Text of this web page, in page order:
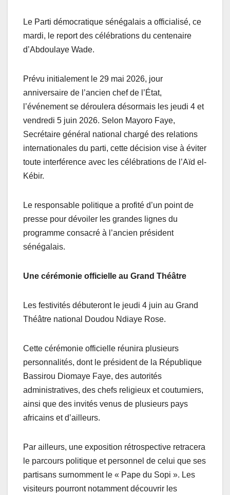
Le Parti démocratique sénégalais a officialisé, ce
mardi, le report des célébrations du centenaire
d’Abdoulaye Wade.
Prévu initialement le 29 mai 2026, jour
anniversaire de l’ancien chef de l’État,
l’événement se déroulera désormais les jeudi 4 et
vendredi 5 juin 2026. Selon Mayoro Faye,
Secrétaire général national chargé des relations
internationales du parti, cette décision vise à éviter
toute interférence avec les célébrations de l’Aïd el-
Kébir.
Le responsable politique a profité d’un point de
presse pour dévoiler les grandes lignes du
programme consacré à l’ancien président
sénégalais.
Une cérémonie officielle au Grand Théâtre
Les festivités débuteront le jeudi 4 juin au Grand
Théâtre national Doudou Ndiaye Rose.
Cette cérémonie officielle réunira plusieurs
personnalités, dont le président de la République
Bassirou Diomaye Faye, des autorités
administratives, des chefs religieux et coutumiers,
ainsi que des invités venus de plusieurs pays
africains et d’ailleurs.
Par ailleurs, une exposition rétrospective retracera
le parcours politique et personnel de celui que ses
partisans surnomment le « Pape du Sopi ». Les
visiteurs pourront notamment découvrir les